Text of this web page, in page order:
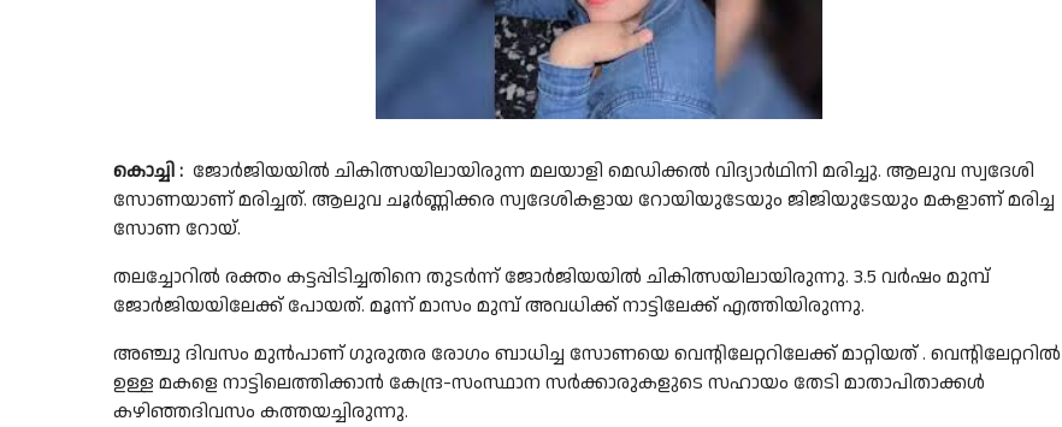
കൊച്ചി : ജോർജിയയിൽ ചികിത്സയിലായിരുന്ന മലയാളി മെഡിക്കൽ വിദ്യാർഥിനി മരിച്ചു. ആലുവ സ്വദേശി
സോണയാണ് മരിച്ചത്. ആലുവ ചൂർണ്ണിക്കര സ്വദേശികളായ റോയിയുടേയും ജിജിയുടേയും മകളാണ് മരിച്ച
സോണ റോയ്.
തലച്ചോറിൽ രക്തം കട്ടപ്പിടിച്ചതിനെ തുടർന്ന് ജോർജിയയിൽ ചികിത്സയിലായിരുന്നു. 3.5 വർഷം മുമ്പ്
ജോർജിയയിലേക്ക് പോയത്. മൂന്ന് മാസം മുമ്പ് അവധിക്ക് നാട്ടിലേക്ക് എത്തിയിരുന്നു.
അഞ്ചു ദിവസം മുൻപാണ് ഗുരുതര രോഗം ബാധിച്ച സോണയെ വെന്റിലേറ്ററിലേക്ക് മാറ്റിയത് . വെന്റിലേറ്ററിൽ
ഉള്ള മകളെ നാട്ടിലെത്തിക്കാൻ കേന്ദ്ര-സംസ്ഥാന സർക്കാരുകളുടെ സഹായം തേടി മാതാപിതാക്കൾ
കഴിഞ്ഞദിവസം കത്തയച്ചിരുന്നു.